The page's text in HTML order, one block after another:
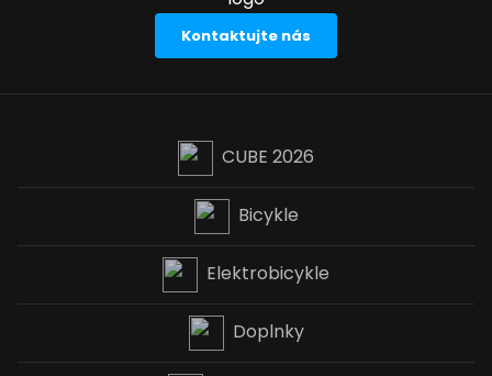
Kontaktujte nás
CUBE 2026
Bicykle
Elektrobicykle
Doplnky